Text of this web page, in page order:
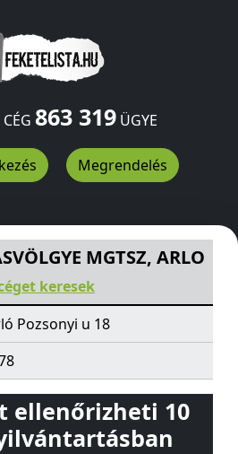
CÉG 863 319ÜGYE
Megrendelés
ARLOPozsonyi u 18 Arló 3663
MGTSZ, ARLO
keresek
Pozsonyi u 18
ellenőrizheti 10